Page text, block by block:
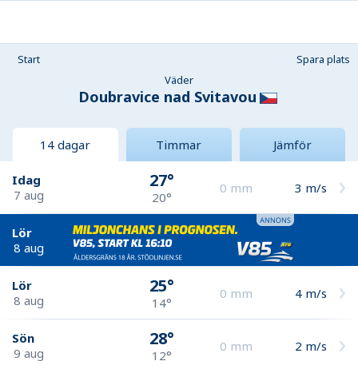
Start
Spara plats
Väder
Doubravice nad Svitavou
14 dagar Timmar Jämför
Idag
7 aug
27°
20°
0 mm 3 m/s
Lör
8 aug
Lör
8 aug
25°
14°
0 mm 4 m/s
Sön
9 aug
28°
12°
0 mm 2 m/s